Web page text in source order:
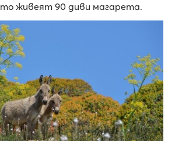
живеят 90 диви магарета.